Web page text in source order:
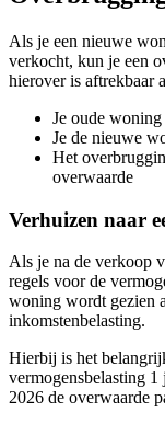
Als je een nieuwe
verkocht, kun je een
hierover is aftrekbaar
Je oude woning
Je de nieuwe
Het
overwaarde
Verhuizen naar
Als je na de verkoop
regels voor de
woning wordt gezien
inkomstenbelasting.
Hierbij is het
vermogensbelasting
2026 de overwaarde